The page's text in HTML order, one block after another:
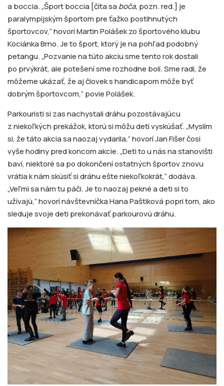
a boccia. „Šport boccia [číta sa boča, pozn. red.] je
paralympijským športom pre ťažko postihnutých
športovcov,“ hovorí Martin Polášek zo športového klubu
Kociánka Brno. Je to šport, ktorý je na pohľad podobný
petangu. „Pozvanie na túto akciu sme tento rok dostali
po prvýkrát, ale potešení sme rozhodne boli. Sme radi, že
môžeme ukázať, že aj človek s handicapom môže byť
dobrým športovcom,“ povie Polášek.
Parkouristi si zas nachystali dráhu pozostávajúcu
z niekoľkých prekážok, ktorú si môžu deti vyskúšať. „Myslím
si, že táto akcia sa naozaj vydarila,“ hovorí Jan Fišer čosi
vyše hodiny pred koncom akcie. „Deti to u nás na stanovišti
baví, niektoré sa po dokončení ostatných športov znovu
vrátia k nám skúsiť si dráhu ešte niekoľkokrát,“ dodáva.
„Veľmi sa nám tu páči. Je to naozaj pekné a deti si to
užívajú,“ hovorí návštevníčka Hana Paštiková popri tom, ako
sleduje svoje deti prekonávať parkourovú dráhu.